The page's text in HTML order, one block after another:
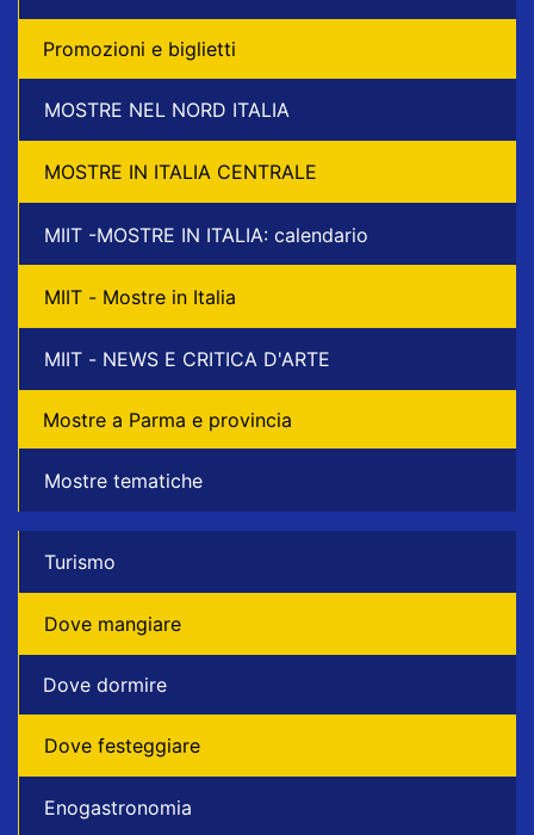
Promozioni e biglietti
MOSTRE NEL NORD ITALIA
MOSTRE IN ITALIA CENTRALE
MIIT -MOSTRE IN ITALIA: calendario
MIIT - Mostre in Italia
MIIT - NEWS E CRITICA D'ARTE
Mostre a Parma e provincia
Mostre tematiche
Turismo
Dove mangiare
Dove dormire
Dove festeggiare
Enogastronomia